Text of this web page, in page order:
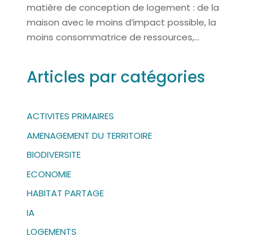
matière de conception de logement : de la
maison avec le moins d’impact possible, la
moins consommatrice de ressources,...
Articles par catégories
ACTIVITES PRIMAIRES
AMENAGEMENT DU TERRITOIRE
BIODIVERSITE
ECONOMIE
HABITAT PARTAGE
IA
LOGEMENTS